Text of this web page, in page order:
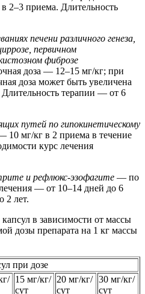
2–3 приема. Длительность
печени различного генеза,
первичном
фиброзе
доза — 12–15 мг/кг; при
доза может быть увеличена
терапии — от 6
путей по гипокинетическому
10 мг/кг в 2 приема в течение
курс лечения
и рефлюкс-эзофагите — по
— от 10–14 дней до 6
2 лет.
в зависимости от массы
дозы препарата на 1 кг массы
при дозе
15 мг/кг/
сут
20 мг/кг/
сут
30 мг/кг/
сут